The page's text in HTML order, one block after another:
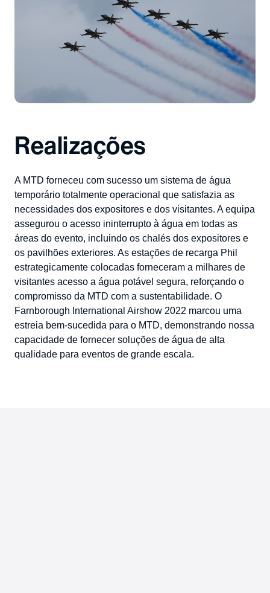
Realizações
A MTD forneceu com sucesso um sistema de água
temporário totalmente operacional que satisfazia as
necessidades dos expositores e dos visitantes. A equipa
assegurou o acesso ininterrupto à água em todas as
áreas do evento, incluindo os chalés dos expositores e
os pavilhões exteriores. As estações de recarga Phil
estrategicamente colocadas forneceram a milhares de
visitantes acesso a água potável segura, reforçando o
compromisso da MTD com a sustentabilidade. O
Farnborough International Airshow 2022 marcou uma
estreia bem-sucedida para o MTD, demonstrando nossa
capacidade de fornecer soluções de água de alta
qualidade para eventos de grande escala.